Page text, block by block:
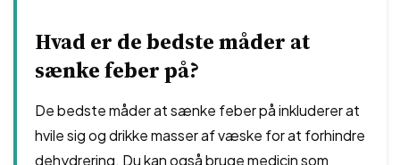
Hvad er de bedste måder at
sænke feber på?
De bedste måder at sænke feber på inkluderer at
hvile sig og drikke masser af væske for at forhindre
dehydrering. Du kan også bruge medicin som